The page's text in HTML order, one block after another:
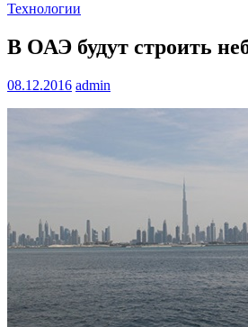
Технологии
В ОАЭ будут строить
08.12.2016 admin